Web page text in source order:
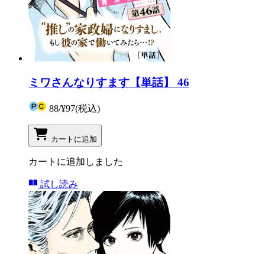
ミワさんなりすます【単話】 46
88/¥97(税込)
カートに追加
カートに追加しました
試し読み